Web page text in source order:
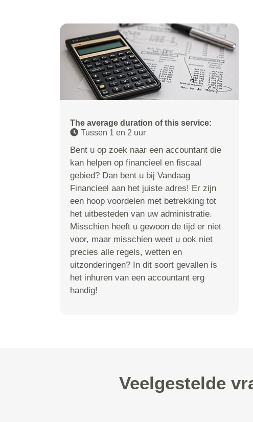
The average duration of this service:
Tussen 1 en 2 uur
Bent u op zoek naar een accountant die
kan helpen op financieel en fiscaal
gebied? Dan bent u bij Vandaag
Financieel aan het juiste adres! Er zijn
een hoop voordelen met betrekking tot
het uitbesteden van uw administratie.
Misschien heeft u gewoon de tijd er niet
voor, maar misschien weet u ook niet
precies alle regels, wetten en
uitzonderingen? In dit soort gevallen is
het inhuren van een accountant erg
handig!
Veelgestelde